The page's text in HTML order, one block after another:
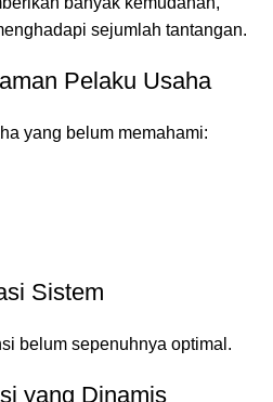
sejumlah tantangan.
Pelaku Usaha
yang belum memahami:
Sistem
belum sepenuhnya optimal.
yang Dinamis